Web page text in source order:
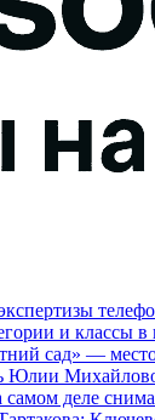
и классы
сад» —
Юлии
деле